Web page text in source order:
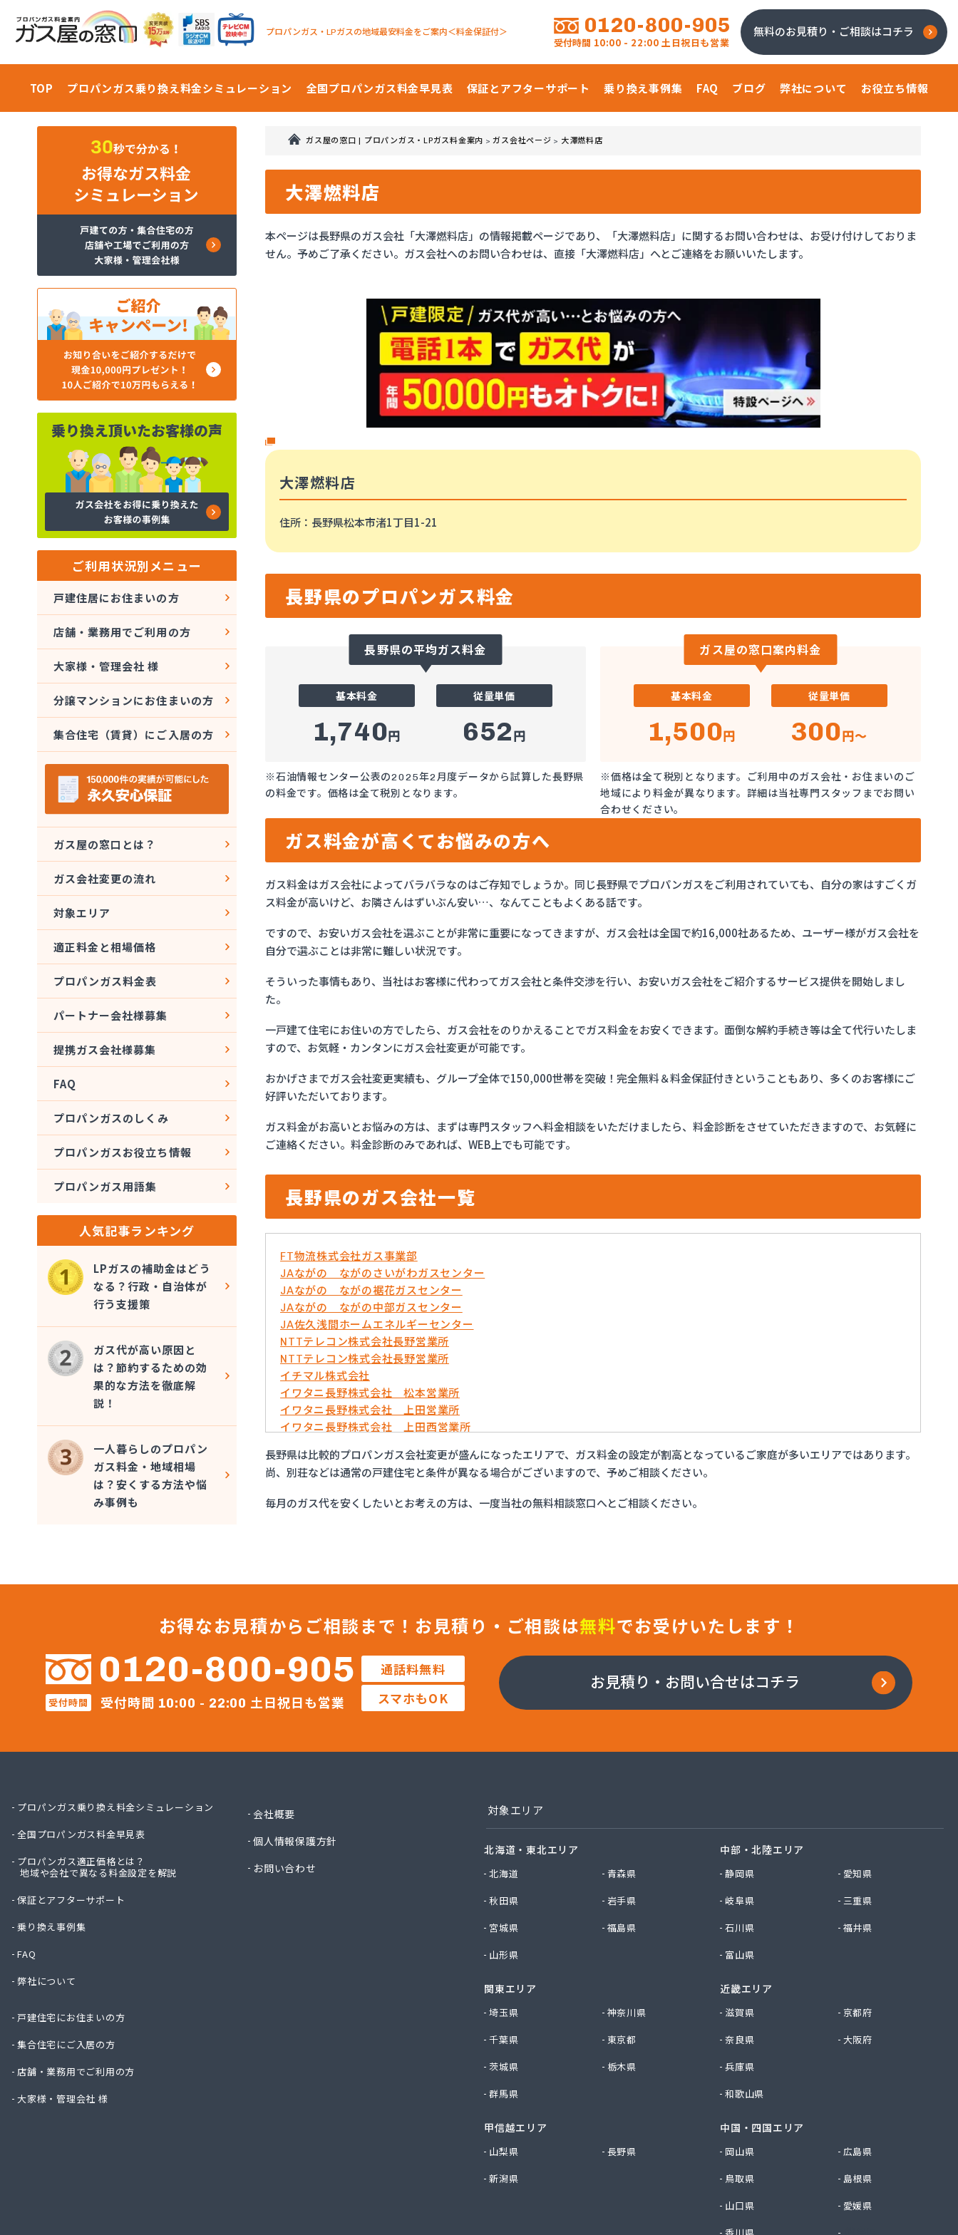
プロパンガス・LPガスの地域最安料金をご案内＜料金保証付＞ 0120-800-905
受付時間 10:00 - 22:00 土日祝日も営業
無料のお見積り・ご相談はコチラ
TOP プロパンガス乗り換え料金シミュレーション 全国プロパンガス料金早見表 保証とアフターサポート 乗り換え事例集 FAQ ブログ 弊社について お役立ち情報
ガス屋の窓口 | プロパンガス・LPガス料金案内 >ガス会社ページ > 大澤燃料店
大澤燃料店
本ページは長野県のガス会社「大澤燃料店」の情報掲載ページであり、「大澤燃料店」に関するお問い合わせは、お受け付けしておりま
せん。予めご了承ください。ガス会社へのお問い合わせは、直接「大澤燃料店」へとご連絡をお願いいたします。
大澤燃料店
住所 ：長野県松本市渚1丁目1-21
長野県のプロパンガス料金
長野県の平均ガス料金
基本料金
1,740円
従量単価
652円
※石油情報センター公表の2025年2月度データから試算した長野県
の料金です。価格は全て税別となります。
ガス屋の窓口案内料金
基本料金
1,500円
従量単価
300円～
※価格は全て税別となります。ご利用中のガス会社・お住まいのご
地域により料金が異なります。詳細は当社専門スタッフまでお問い
合わせください。
ガス料金が高くてお悩みの方へ
ガス料金はガス会社によってバラバラなのはご存知でしょうか。同じ長野県でプロパンガスをご利用されていても、自分の家はすごくガ
ス料金が高いけど、お隣さんはずいぶん安い…、なんてこともよくある話です。
ですので、お安いガス会社を選ぶことが非常に重要になってきますが、ガス会社は全国で約16,000社あるため、ユーザー様がガス会社を
自分で選ぶことは非常に難しい状況です。
そういった事情もあり、当社はお客様に代わってガス会社と条件交渉を行い、お安いガス会社をご紹介するサービス提供を開始しまし
た。
一戸建て住宅にお住いの方でしたら、ガス会社をのりかえることでガス料金をお安くできます。面倒な解約手続き等は全て代行いたしま
すので、お気軽・カンタンにガス会社変更が可能です。
おかげさまでガス会社変更実績も、グループ全体で150,000世帯を突破！完全無料＆料金保証付きということもあり、多くのお客様にご
好評いただいております。
ガス料金がお高いとお悩みの方は、まずは専門スタッフへ料金相談をいただけましたら、料金診断をさせていただきますので、お気軽に
ご連絡ください。料金診断のみであれば、WEB上でも可能です。
長野県のガス会社一覧
FT物流株式会社ガス事業部
JAながの ながのさいがわガスセンター
JAながの ながの裾花ガスセンター
JAながの ながの中部ガスセンター
JA佐久浅間ホームエネルギーセンター
NTTテレコン株式会社長野営業所
NTTテレコン株式会社長野営業所
イチマル株式会社
イワタニ長野株式会社 松本営業所
イワタニ長野株式会社 上田営業所
イワタニ長野株式会社 上田西営業所
イワタニ長野株式会社 長野営業所
エッソ・ガスセンター長野
ガスネット佐久
グリーン総備
サンリン株式会社 長野南支店
サンリン株式会社 松本支店
サンリン株式会社 上田支店
安藤商店
伊丹産業株式会社 長野工場
伊丹産業株式会社 長野支店
一之瀬電器瓦斯サービス
岡谷酸素株式会社 長野南営業所
貝印石油株式会社 長野支店
株式会社カワネン 本社・ガス事業部
長野県は比較的プロパンガス会社変更が盛んになったエリアで、ガス料金の設定が割高となっているご家庭が多いエリアではあります。
尚、別荘などは通常の戸建住宅と条件が異なる場合がございますので、予めご相談ください。
毎月のガス代を安くしたいとお考えの方は、一度当社の無料相談窓口へとご相談ください。
ご利用状況別メニュー
戸建住居にお住まいの方
店舗・業務用でご利用の方
大家様・管理会社 様
分譲マンションにお住まいの方
集合住宅（賃貸）にご入居の方
ガス屋の窓口とは？
ガス会社変更の流れ
対象エリア
適正料金と相場価格
プロパンガス料金表
パートナー会社様募集
提携ガス会社様募集
FAQ
プロパンガスのしくみ
プロパンガスお役立ち情報
プロパンガス用語集
人気記事ランキング
LPガスの補助金はどう
なる？行政・自治体が
行う支援策
ガス代が高い原因と
は？節約するための効
果的な方法を徹底解
説！
一人暮らしのプロパン
ガス料金・地域相場
は？安くする方法や悩
み事例も
お得なお見積からご相談まで！ お見積り・ご相談は無料でお受けいたします！
0120-800-905
受付時間 受付時間 10:00 - 22:00 土日祝日も営業
通話料無料
スマホもOK
お見積り・お問い合せはコチラ
プロパンガス乗り換え料金シミュレーション
全国プロパンガス料金早見表
プロパンガス適正価格とは？
地域や会社で異なる料金設定を解説
保証とアフターサポート
乗り換え事例集
FAQ
弊社について
戸建住宅にお住まいの方
集合住宅にご入居の方
店舗・業務用でご利用の方
大家様・管理会社 様
会社概要
個人情報保護方針
お問い合わせ
対象エリア
北海道・東北エリア
北海道
青森県
秋田県
岩手県
宮城県
福島県
山形県
関東エリア
埼玉県
神奈川県
千葉県
東京都
茨城県
栃木県
群馬県
甲信越エリア
山梨県
長野県
新潟県
中部・北陸エリア
静岡県
愛知県
岐阜県
三重県
石川県
福井県
富山県
近畿エリア
滋賀県
京都府
奈良県
大阪府
兵庫県
和歌山県
中国・四国エリア
岡山県
広島県
鳥取県
島根県
山口県
愛媛県